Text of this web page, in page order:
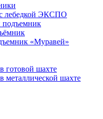
лебедкой ЭКСПО
подъемник
«Муравей»
готовой шахте
металлической шахте